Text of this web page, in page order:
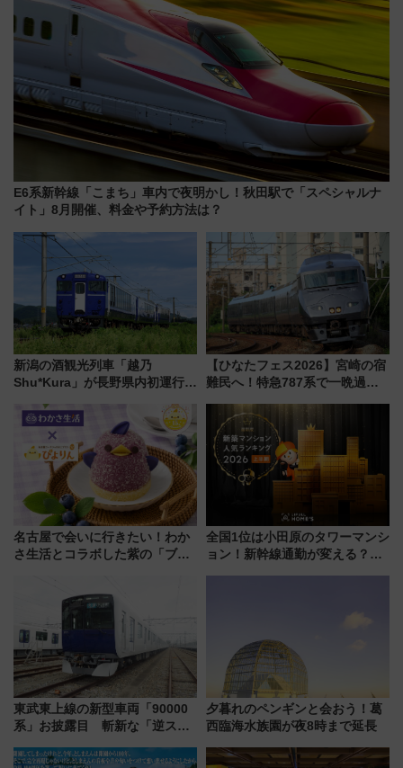
E6系新幹線「こまち」車内で夜明かし！秋田駅で「スペシャルナ
イト」8月開催、料金や予約方法は？
新潟の酒観光列車「越乃
Shu*Kura」が長野県内初運行！
別企画
【ひなたフェス2026】宮崎の宿
難民へ！特急787系で一晩過ご
ローおひさま」が救世主に？
名古屋で会いに行きたい！わか
さ生活とコラボした紫の「ブル
全国1位は小田原のタワーマンシ
ョン！新幹線通勤が変える？
東武東上線の新型車両「90000
系」お披露目 斬新な「逆スラ
放的な車内空間に注目、デビュ
夕暮れのペンギンと会おう！葛
西臨海水族園が夜8時まで延長